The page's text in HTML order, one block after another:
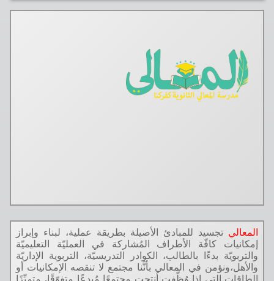
تجسيد للمبادئ الأصيلة بطريقة عملية، لبناء وإبراز
كافّة الأطراف المُشاركة في العمليّة التعليميّة
بدءًا بالطالب، الكوادر التدريسيّة، التربوية الإداريّة
في المعالي بأنَّنا مجتمع لا تنقصه الإمكانيات أو
التي إذا وُظَّفت أنتجت مجتمعًا مُبدعًا متفوّقًا، متميِّزًا